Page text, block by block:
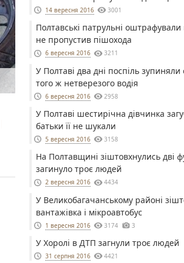
14 вересня 2016 3001
Полтавські патрульні оштрафували
не пропустив пішохода
6 вересня 2016 3211
У Полтаві два дні поспіль зупиняли
того ж нетверезого водія
6 вересня 2016 2958
У Полтаві шестирічна дівчинка
батьки її не шукали
5 вересня 2016 3158
На Полтавщині зіштовхнулись дві
загинуло троє людей
2 вересня 2016 4434
У Великобагачанському районі
вантажівка і мікроавтобус
1 вересня 2016 3174 3
У Хоролі в ДТП загнули троє людей
31 серпня 2016 4421